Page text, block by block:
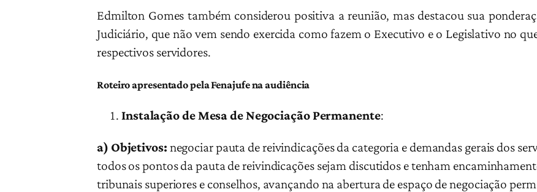
Edmilton Gomes também considerou positiva a reunião, mas destacou sua
Judiciário, que não vem sendo exercida como fazem o Executivo e o Legislativo no
respectivos servidores.
Roteiro apresentado pela Fenajufe na audiência
Instalação de Mesa de Negociação Permanente:
a) Objetivos: negociar pauta de reivindicações da categoria e demandas gerais dos
todos os pontos da pauta de reivindicações sejam discutidos e tenham
tribunais superiores e conselhos, avançando na abertura de espaço de negociação